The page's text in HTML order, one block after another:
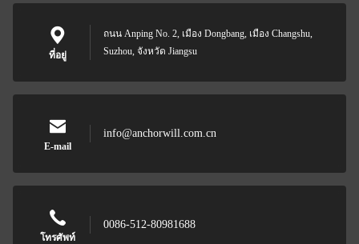
ที่อยู่
ถนน Anping No. 2, เมือง Dongbang, เมือง Changshu,
Suzhou, จังหวัด Jiangsu
E-mail
info@anchorwill.com.cn
โทรศัพท์
0086-512-80981688